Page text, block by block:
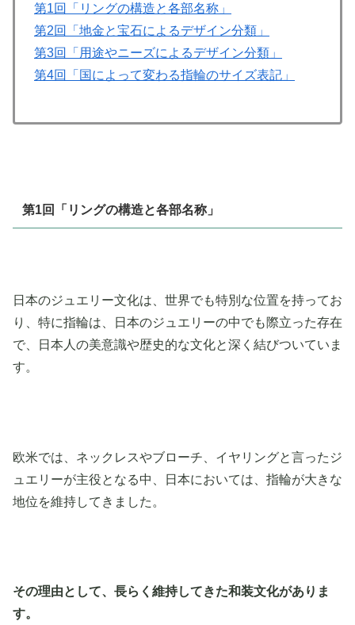
第1回「リングの構造と各部名称」
第2回「地金と宝石によるデザイン分類」
第3回「用途やニーズによるデザイン分類」
第4回「国によって変わる指輪のサイズ表記」
第1回「リングの構造と各部名称」
日本のジュエリー文化は、世界でも特別な位置を持ってお
り、特に指輪は、日本のジュエリーの中でも際立った存在
で、日本人の美意識や歴史的な文化と深く結びついていま
す。
欧米では、ネックレスやブローチ、イヤリングと言ったジ
ュエリーが主役となる中、日本においては、指輪が大きな
地位を維持してきました。
その理由として、長らく維持してきた和装文化がありま
す。